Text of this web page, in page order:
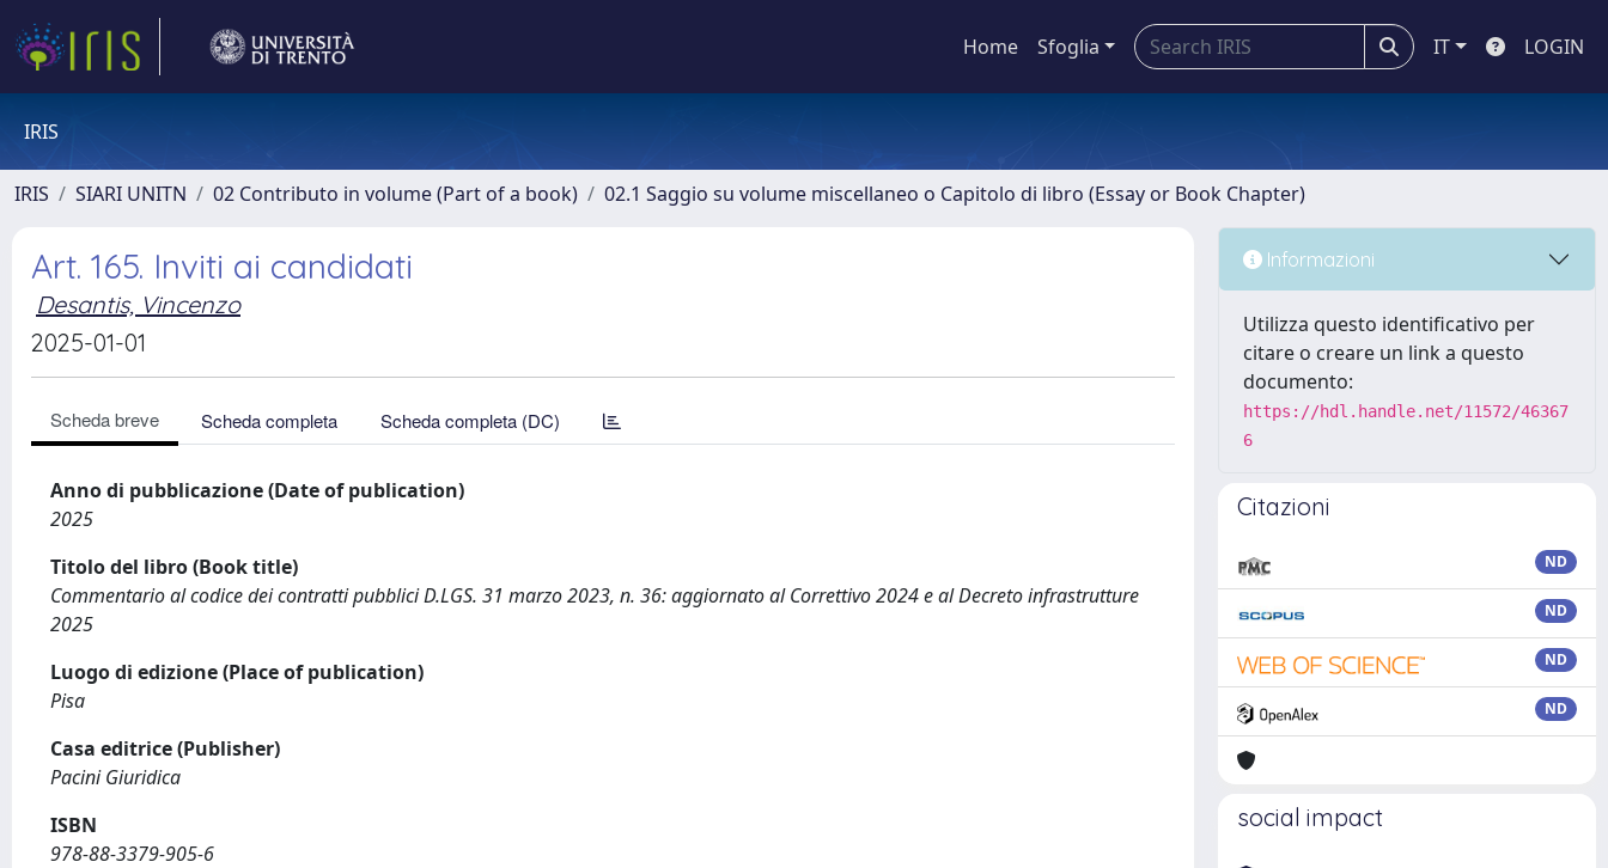
Home Sfoglia IT LOGIN
IRIS
IRIS SIARI UNITN 02 Contributo in volume (Part of a book) 02.1 Saggio su volume miscellaneo o Capitolo di libro (Essay or Book Chapter)
Art. 165. Inviti ai candidati
Desantis, Vincenzo
2025-01-01
Scheda breve Scheda completa Scheda completa (DC)
Anno di pubblicazione (Date of publication)
2025
Titolo del libro (Book title)
Commentario al codice dei contratti pubblici D.LGS. 31 marzo 2023, n. 36: aggiornato al Correttivo 2024 e al Decreto infrastrutture
2025
Luogo di edizione (Place of publication)
Pisa
Casa editrice (Publisher)
Pacini Giuridica
ISBN
978-88-3379-905-6
Informazioni
Utilizza questo identificativo per
citare o creare un link a questo
documento:
https://hdl.handle.net/11572/46367
6
Citazioni
ND
ND
ND
ND
social impact